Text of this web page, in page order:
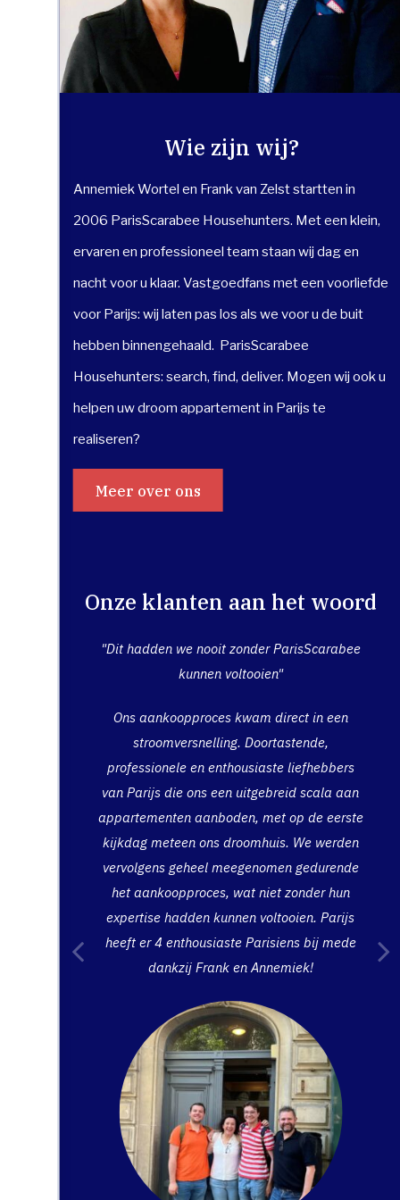
Wie zijn wij?
Annemiek Wortel en Frank van Zelst startten in
2006 ParisScarabee Househunters. Met een klein,
ervaren en professioneel team staan wij dag en
nacht voor u klaar. Vastgoedfans met een voorliefde
voor Parijs: wij laten pas los als we voor u de buit
hebben binnengehaald. ParisScarabee
Househunters: search, find, deliver. Mogen wij ook u
helpen uw droom appartement in Parijs te
realiseren?
Meer over ons
Onze klanten aan het woord
"Dit hadden we nooit zonder ParisScarabee
kunnen voltooien"
Ons aankoopproces kwam direct in een
stroomversnelling. Doortastende,
professionele en enthousiaste liefhebbers
van Parijs die ons een uitgebreid scala aan
appartementen aanboden, met op de eerste
kijkdag meteen ons droomhuis. We werden
vervolgens geheel meegenomen gedurende
het aankoopproces, wat niet zonder hun
expertise hadden kunnen voltooien. Parijs
heeft er 4 enthousiaste Parisiens bij mede
dankzij Frank en Annemiek!